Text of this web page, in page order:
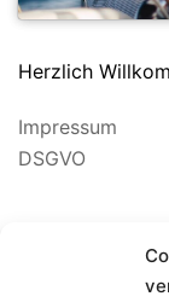
Herzlich
Impressum
DSGVO